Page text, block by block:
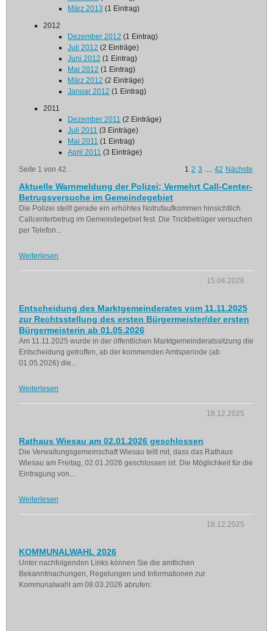
März 2013 (1 Eintrag)
2012
Dezember 2012 (1 Eintrag)
Juli 2012 (2 Einträge)
Juni 2012 (1 Eintrag)
Mai 2012 (1 Eintrag)
März 2012 (2 Einträge)
Januar 2012 (1 Eintrag)
2011
Dezember 2011 (2 Einträge)
Juli 2011 (3 Einträge)
Mai 2011 (1 Eintrag)
April 2011 (3 Einträge)
Seite 1 von 42.
1 2 3 .... 42 Nächste
Aktuelle Warnmeldung der Polizei; Vermehrt Call-Center-
Betrugsversuche im Gemeindegebiet
Die Polizei stellt gerade ein erhöhtes Notrufaufkommen hinsichtlich
Callcenterbetrug im Gemeindegebiet fest. Die Trickbetrüger versuchen
per Telefon...
Weiterlesen
15.04.2026
Entscheidung des Marktgemeinderates vom 11.11.2025
zur Rechtsstellung des ersten Bürgermeister/der ersten
Bürgermeisterin ab 01.05.2026
Am 11.11.2025 wurde in der öffentlichen Marktgemeinderatssitzung die
Entscheidung getroffen, ab der kommenden Amtsperiode (ab
01.05.2026) die...
Weiterlesen
18.12.2025
Rathaus Wiesau am 02.01.2026 geschlossen
Die Verwaltungsgemeinschaft Wiesau teilt mit, dass das Rathaus
Wiesau am Freitag, 02.01.2026 geschlossen ist. Die Möglichkeit für die
Eintragung von...
Weiterlesen
18.12.2025
KOMMUNALWAHL 2026
Unter nachfolgenden Links können Sie die amtlichen
Bekanntmachungen, Regelungen und Informationen zur
Kommunalwahl am 08.03.2026 abrufen: